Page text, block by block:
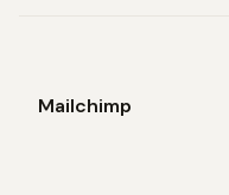
Mailchimp